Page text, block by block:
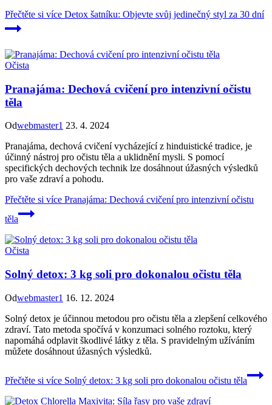
Přečtěte si více Detox šatníku: Objevte svůj jedinečný styl za 30 dní
Očista
Pranajáma: Dechová cvičení pro intenzivní očistu
těla
Odwebmaster1 23. 4. 2024
Pranajáma, dechová cvičení vycházející z hinduistické tradice, je
účinný nástroj pro očistu těla a uklidnění mysli. S pomocí
specifických dechových technik lze dosáhnout úžasných výsledků
pro vaše zdraví a pohodu.
Přečtěte si více Pranajáma: Dechová cvičení pro intenzivní očistu
těla
Očista
Solný detox: 3 kg soli pro dokonalou očistu těla
Odwebmaster1 16. 12. 2024
Solný detox je účinnou metodou pro očistu těla a zlepšení celkového
zdraví. Tato metoda spočívá v konzumaci solného roztoku, který
napomáhá odplavit škodlivé látky z těla. S pravidelným užíváním
můžete dosáhnout úžasných výsledků.
Přečtěte si více Solný detox: 3 kg soli pro dokonalou očistu těla